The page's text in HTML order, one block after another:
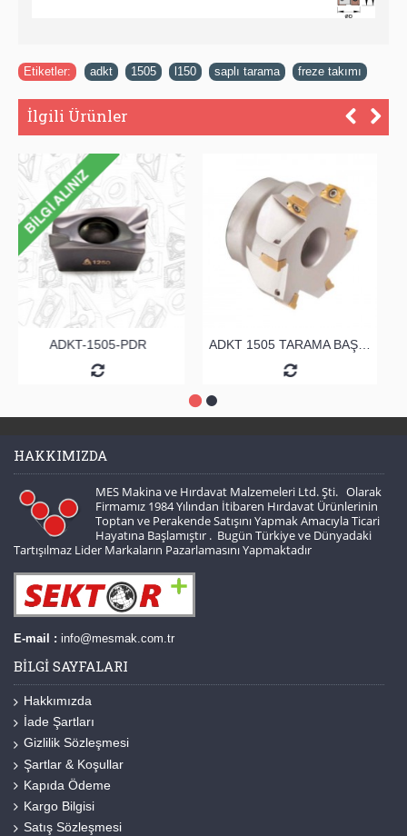
Etiketler: adkt 1505 l150 saplı tarama freze takımı
İlgili Ürünler
ADKT-1505-PDR
HAKKIMIZDA
MES Makina ve Hırdavat Malzemeleri Ltd. Şti. Olarak
Firmamız 1984 Yılından İtibaren Hırdavat Ürünlerinin
Toptan ve Perakende Satışını Yapmak Amacıyla Ticari
Hayatına Başlamıştır . Bugün Türkiye ve Dünyadaki
Tartışılmaz Lider Markaların Pazarlamasını Yapmaktadır
E-mail : info@mesmak.com.tr
BILGI SAYFALARI
Hakkımızda
İade Şartları
Gizlilik Sözleşmesi
Şartlar & Koşullar
Kapıda Ödeme
Kargo Bilgisi
Satış Sözleşmesi